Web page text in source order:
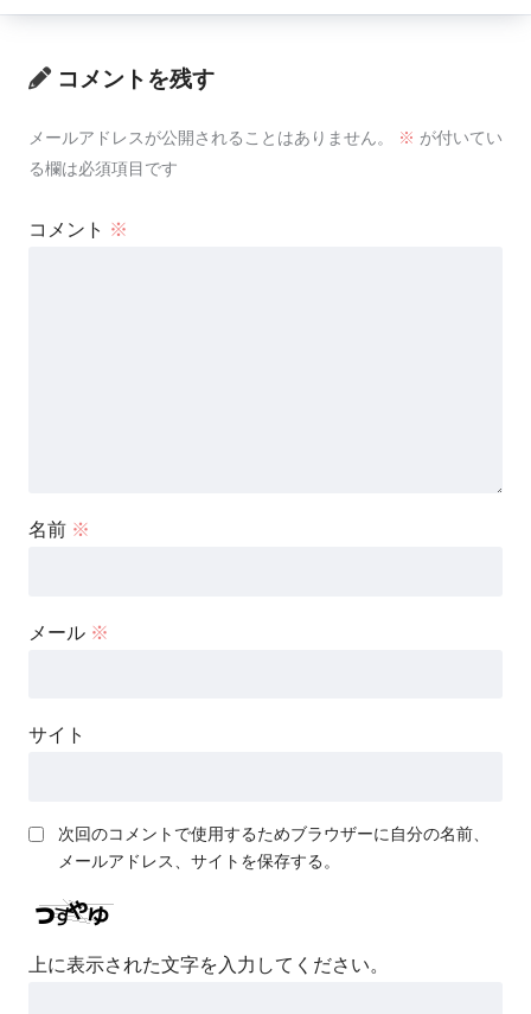
コメントを残す
メールアドレスが公開されることはありません。 ※ が付いてい
る欄は必須項目です
コメント ※
名前 ※
メール ※
サイト
次回のコメントで使用するためブラウザーに自分の名前、
メールアドレス、サイトを保存する。
上に表示された文字を入力してください。